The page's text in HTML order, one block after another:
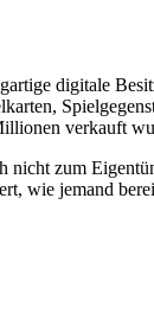
digitale
verkauft
zum
wie jemand